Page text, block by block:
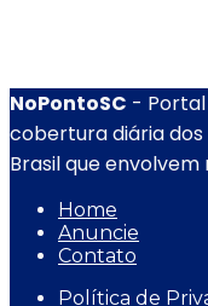
NoPontoSC -
cobertura diária dos
Brasil que
Home
Anuncie
Contato
Política de